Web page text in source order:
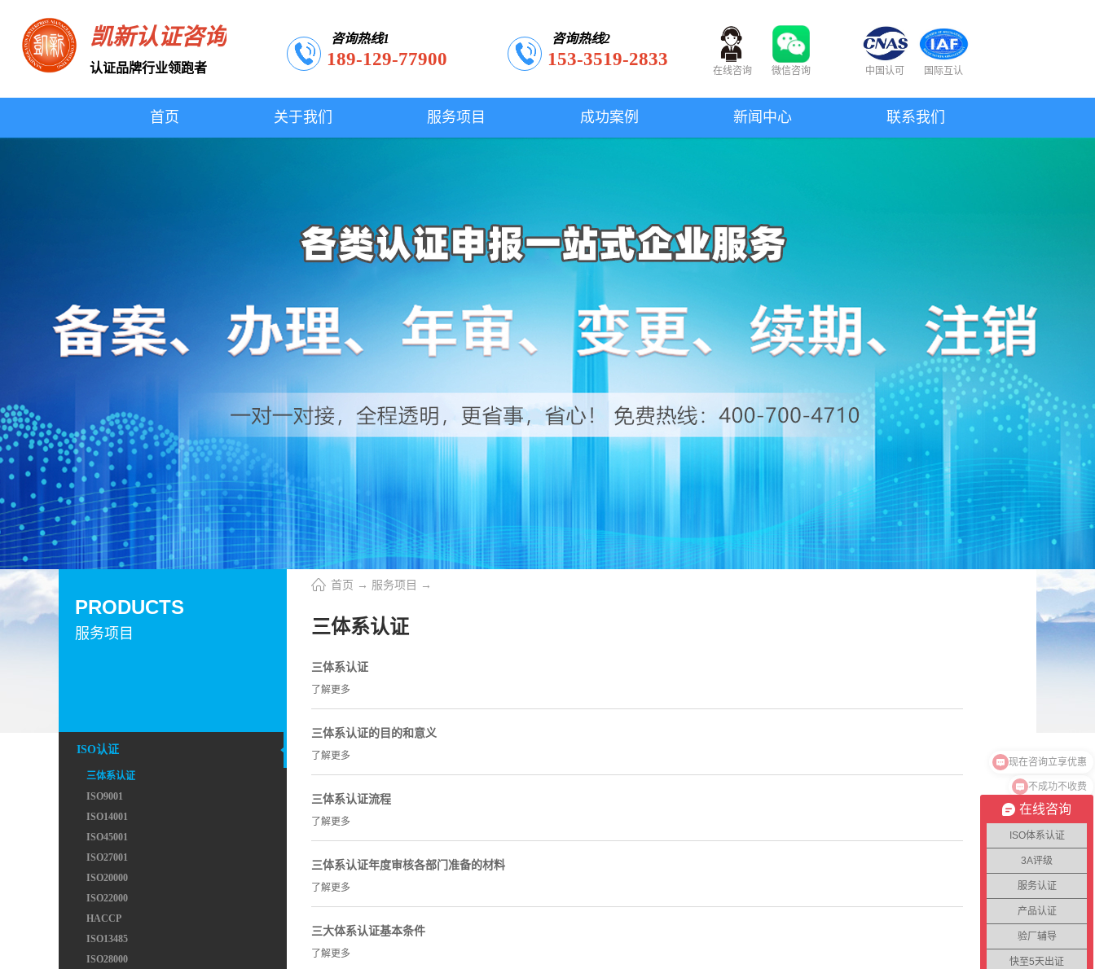
凯新认证咨询
认证品牌行业领跑者
咨询热线1
189-129-77900
咨询热线2
153-3519-2833
在线咨询 微信咨询 中国认可 国际互认
首页 关于我们 服务项目 成功案例 新闻中心 联系我们
服务项目
PRODUCTS
ISO认证
三体系认证
ISO9001
ISO14001
ISO45001
ISO27001
ISO20000
ISO22000
HACCP
ISO13485
ISO28000
首页 → 服务项目 →
三体系认证
三体系认证
了解更多
三体系认证的目的和意义
了解更多
三体系认证流程
了解更多
三体系认证年度审核各部门准备的材料
了解更多
三大体系认证基本条件
了解更多
在线咨询
ISO体系认证
3A评级
服务认证
产品认证
验厂辅导
快至5天出证